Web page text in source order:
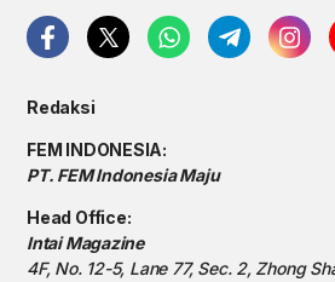
Redaksi
FEM INDONESIA:
PT. FEM Indonesia Maju
Head Office:
Intai Magazine
4F, No. 12-5, Lane 77, Sec. 2, Zhong